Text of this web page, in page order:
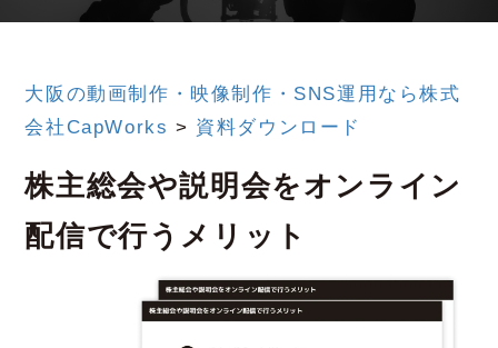
大阪の動画制作・映像制作・SNS運用なら株式
会社CapWorks > 資料ダウンロード
株主総会や説明会をオンライン
配信で行うメリット